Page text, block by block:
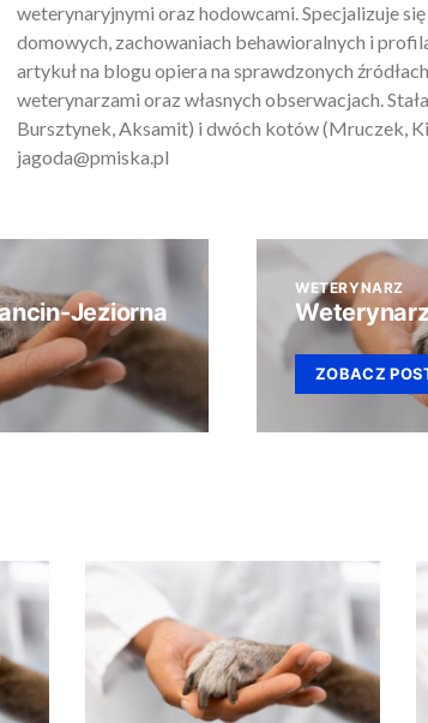
weterynaryjnymi oraz hodowcami. Specjalizuje
domowych, zachowaniach behawioralnych i
artykuł na blogu opiera na sprawdzonych
weterynarzami oraz własnych obserwacjach.
Bursztynek, Aksamit) i dwóch kotów (Mruczek,
jagoda@pmiska.pl
Jeziorna
WETERYNARZ
ZOBACZ